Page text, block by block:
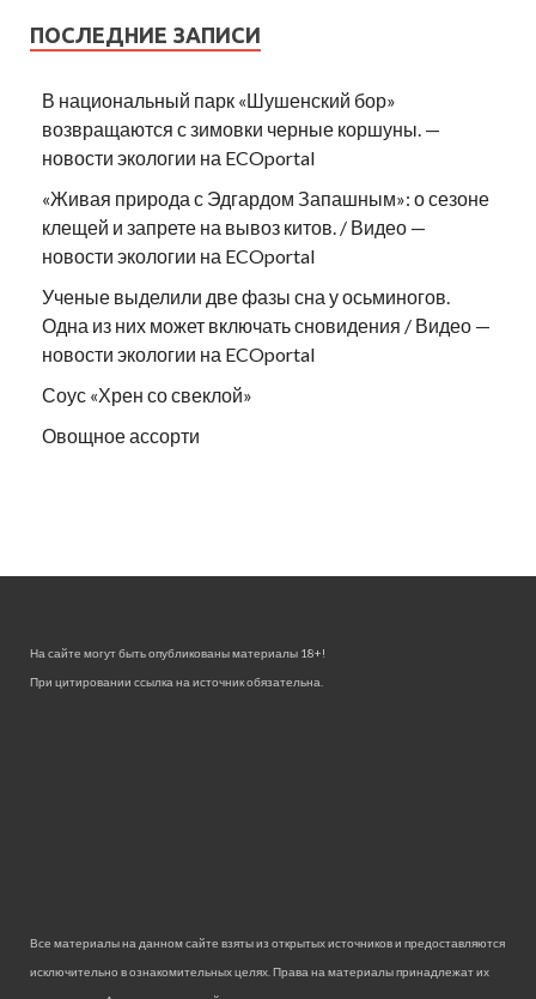
ПОСЛЕДНИЕ ЗАПИСИ
В национальный парк «Шушенский бор»
возвращаются с зимовки черные коршуны. —
новости экологии на ECOportal
«Живая природа с Эдгардом Запашным»: о сезоне
клещей и запрете на вывоз китов. / Видео —
новости экологии на ECOportal
Ученые выделили две фазы сна у осьминогов.
Одна из них может включать сновидения / Видео —
новости экологии на ECOportal
Соус «Хрен со свеклой»
Овощное ассорти
На сайте могут быть опубликованы материалы 18+!
При цитировании ссылка на источник обязательна.
Все материалы на данном сайте взяты из открытых источников и предоставляются
исключительно в ознакомительных целях. Права на материалы принадлежат их